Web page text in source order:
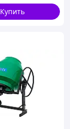
Купить